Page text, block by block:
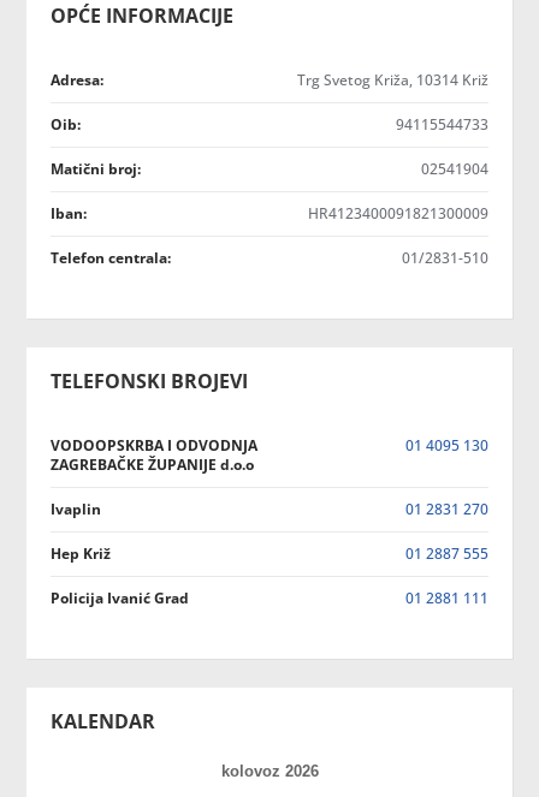
OPĆE INFORMACIJE
Adresa: Trg Svetog Križa, 10314 Križ
Oib: 94115544733
Matični broj: 02541904
Iban: HR4123400091821300009
Telefon centrala: 01/2831-510
TELEFONSKI BROJEVI
VODOOPSKRBA I ODVODNJA
ZAGREBAČKE ŽUPANIJE d.o.o
01 4095 130
Ivaplin 01 2831 270
Hep Križ 01 2887 555
Policija Ivanić Grad 01 2881 111
KALENDAR
kolovoz 2026